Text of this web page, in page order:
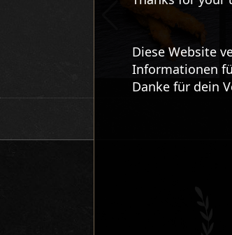
Diese Website
Informationen
Danke für dein